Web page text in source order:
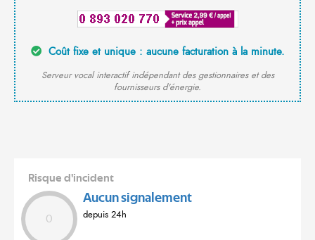
Coût fixe et unique : aucune facturation à la minute.
Serveur vocal interactif indépendant des gestionnaires et des
fournisseurs d'énergie.
Risque d'incident
0
Aucun signalement
depuis 24h